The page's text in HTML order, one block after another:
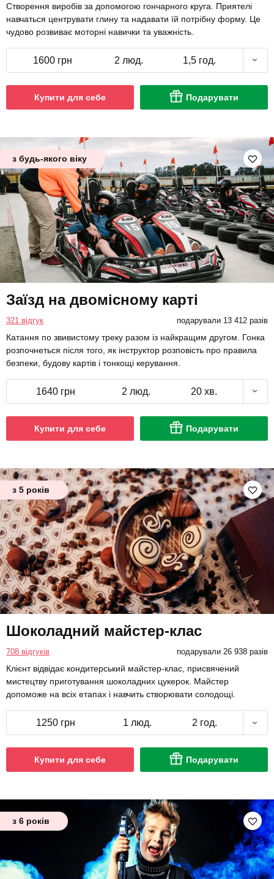
Створення виробів за допомогою гончарного круга. Приятелі
навчаться центрувати глину та надавати їй потрібну форму. Це
чудово розвиває моторні навички та уважність.
1600 грн 2 люд. 1,5 год.
Купити для себе Подарувати
з будь-якого віку
Заїзд на двомісному карті
321 відгук подарували 13 412 разів
Катання по звивистому треку разом із найкращим другом. Гонка
розпочнеться після того, як інструктор розповість про правила
безпеки, будову картів і тонкощі керування.
1640 грн 2 люд. 20 хв.
Купити для себе Подарувати
з 5 років
Шоколадний майстер-клас
708 відгуків подарували 26 938 разів
Клієнт відвідає кондитерський майстер-клас, присвячений
мистецтву приготування шоколадних цукерок. Майстер
допоможе на всіх етапах і навчить створювати солодощі.
1250 грн 1 люд. 2 год.
Купити для себе Подарувати
з 6 років